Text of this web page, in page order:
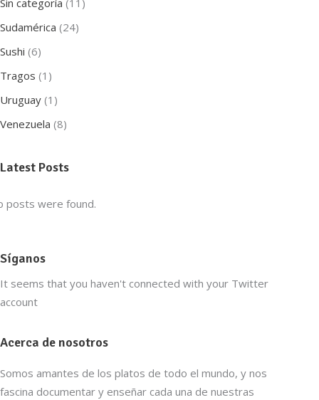
Sin categoría (11)
Sudamérica (24)
Sushi (6)
Tragos (1)
Uruguay (1)
Venezuela (8)
Latest Posts
posts were found.
Síganos
It seems that you haven't connected with your Twitter
account
Acerca de nosotros
Somos amantes de los platos de todo el mundo, y nos
fascina documentar y enseñar cada una de nuestras